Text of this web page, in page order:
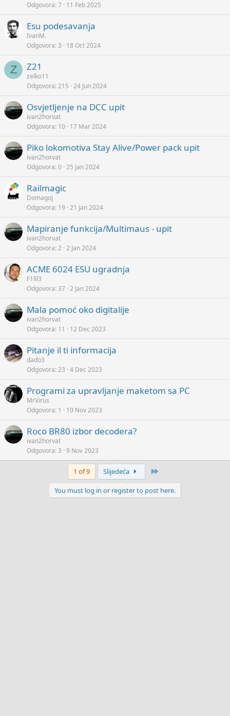
Odgovora 7 11 Feb 2025
Esu podesavanja
IvanM.
Odgovora 3 18 Oct 2024
Z Z21
zelko11
Odgovora 215 24 Jun 2024
Osvjetljenje na DCC upit
ivan2horvat
Odgovora 10 17 Mar 2024
Piko lokomotiva Stay Alive/Power pack upit
ivan2horvat
Odgovora 0 25 Jan 2024
Railmagic
Domagoj
Odgovora 19 21 Jan 2024
Mapiranje funkcija/Multimaus - upit
ivan2horvat
Odgovora 2 2 Jan 2024
ACME 6024 ESU ugradnja
F1lll3
Odgovora 37 2 Jan 2024
Mala pomoć oko digitalije
ivan2horvat
Odgovora 11 12 Dec 2023
Pitanje il ti informacija
dado3
Odgovora 23 4 Dec 2023
Programi za upravljanje maketom sa PC
MrVirus
Odgovora 1 10 Nov 2023
Roco BR80 izbor decodera?
ivan2horvat
Odgovora 3 9 Nov 2023
1 of 9 Slijedeća
You must log in or register to post here.